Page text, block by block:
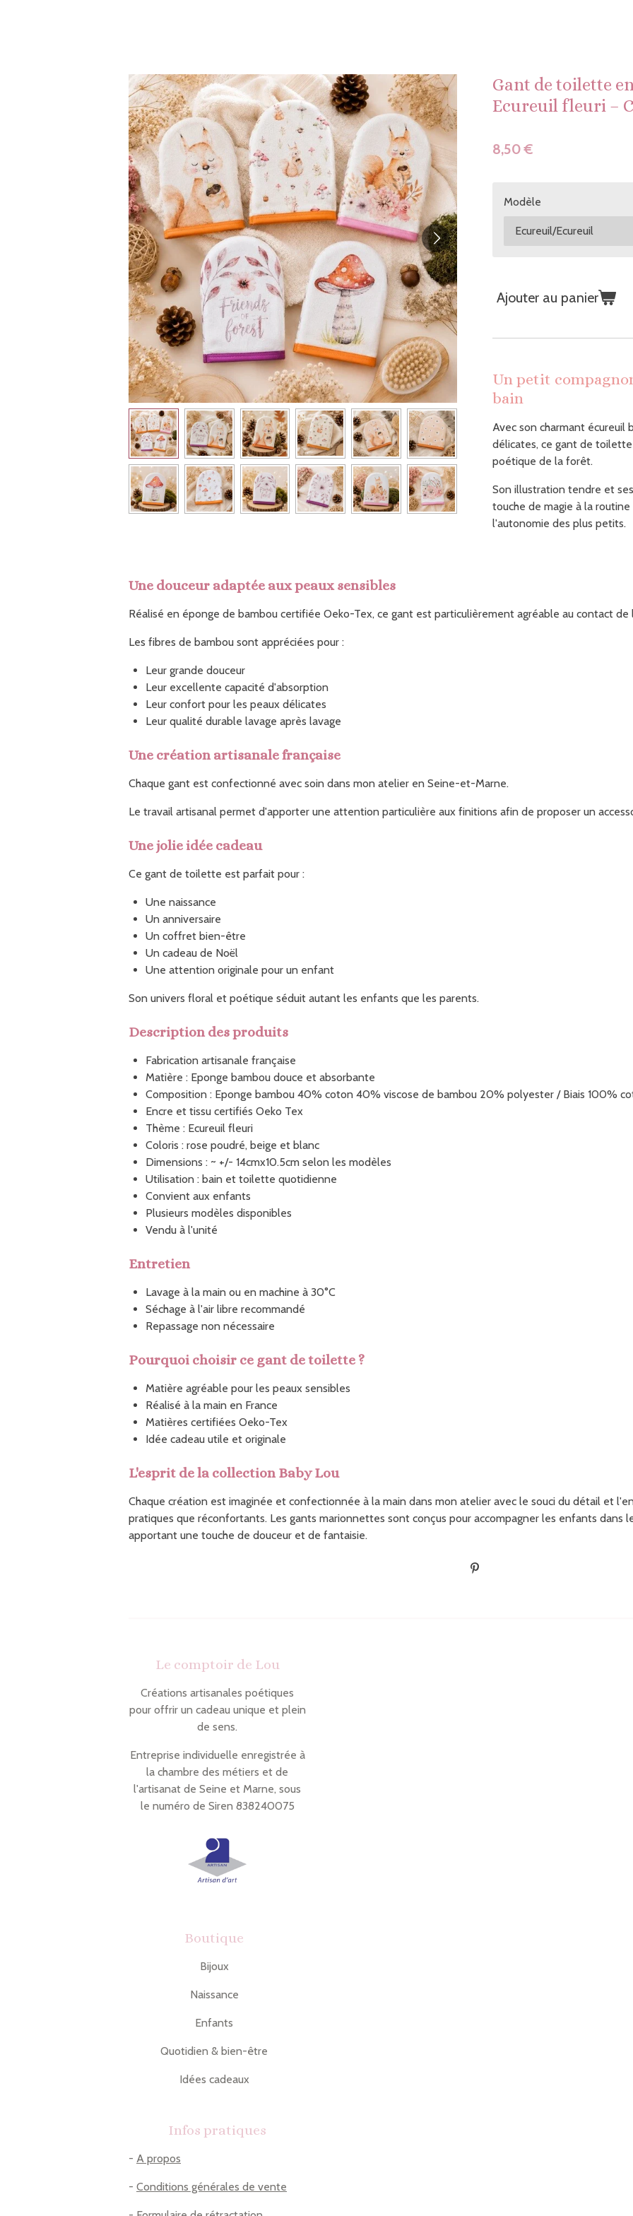
Gant de toilette
Ecureuil fleuri –
8,50 €
Modèle
Ajouter au panier
Un petit
bain
Avec son charmant écureuil
délicates, ce gant de
poétique de la forêt.
Son illustration tendre et
touche de magie à la
l'autonomie des plus petits.
Une douceur adaptée aux peaux sensibles
Réalisé en éponge de bambou certifiée Oeko-Tex, ce gant est particulièrement agréable au contact de
Les fibres de bambou sont appréciées pour :
Leur grande douceur
Leur excellente capacité d'absorption
Leur confort pour les peaux délicates
Leur qualité durable lavage après lavage
Une création artisanale française
Chaque gant est confectionné avec soin dans mon atelier en Seine-et-Marne.
Le travail artisanal permet d'apporter une attention particulière aux finitions afin de proposer un
Une jolie idée cadeau
Ce gant de toilette est parfait pour :
Une naissance
Un anniversaire
Un coffret bien-être
Un cadeau de Noël
Une attention originale pour un enfant
Son univers floral et poétique séduit autant les enfants que les parents.
Description des produits
Fabrication artisanale française
Matière : Eponge bambou douce et absorbante
Composition : Eponge bambou 40% coton 40% viscose de bambou 20% polyester / Biais 100%
Encre et tissu certifiés Oeko Tex
Thème : Ecureuil fleuri
Coloris : rose poudré, beige et blanc
Dimensions : ~ +/- 14cmx10.5cm selon les modèles
Utilisation : bain et toilette quotidienne
Convient aux enfants
Plusieurs modèles disponibles
Vendu à l'unité
Entretien
Lavage à la main ou en machine à 30°C
Séchage à l'air libre recommandé
Repassage non nécessaire
Pourquoi choisir ce gant de toilette ?
Matière agréable pour les peaux sensibles
Réalisé à la main en France
Matières certifiées Oeko-Tex
Idée cadeau utile et originale
L'esprit de la collection Baby Lou
Chaque création est imaginée et confectionnée à la main dans mon atelier avec le souci du détail et
pratiques que réconfortants. Les gants marionnettes sont conçus pour accompagner les enfants dans
apportant une touche de douceur et de fantaisie.
É
Le comptoir de Lou
Créations artisanales poétiques
pour offrir un cadeau unique et plein
de sens.
Entreprise individuelle enregistrée à
la chambre des métiers et de
l'artisanat de Seine et Marne, sous
le numéro de Siren 838240075
Boutique
Bijoux
Naissance
Enfants
Quotidien & bien-être
Idées cadeaux
Infos pratiques
- A propos
- Conditions générales de vente